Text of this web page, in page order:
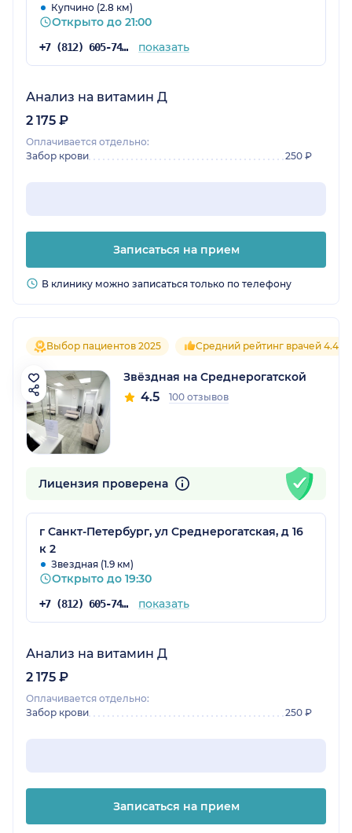
Купчино (2.8 км)
Открыто до 21:00
+7 (812) 605-74-83 показать
Анализ на витамин Д
2 175 ₽
Оплачивается отдельно:
Забор крови
250 ₽
Записаться на прием
В клинику можно записаться только по телефону
Выбор пациентов 2025 Средний рейтинг врачей 4.4
Звёздная на Среднерогатской
4.5 100 отзывов
Лицензия проверена
г Санкт-Петербург, ул Среднерогатская, д 16
к 2
Звездная (1.9 км)
Открыто до 19:30
+7 (812) 605-74-83 показать
Анализ на витамин Д
2 175 ₽
Оплачивается отдельно:
Забор крови
250 ₽
Записаться на прием